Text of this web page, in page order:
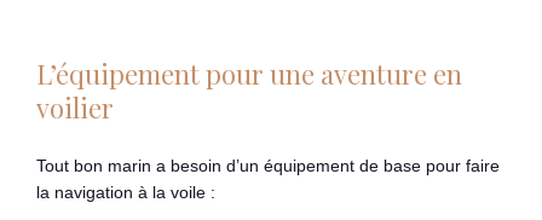
L’équipement pour une aventure en
voilier
Tout bon marin a besoin d’un équipement de base pour faire
la navigation à la voile :